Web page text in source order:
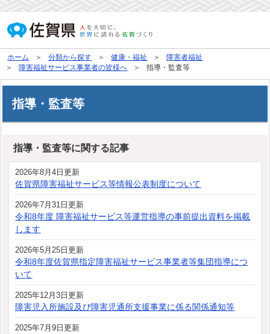
ホーム 分類から探す 健康・福祉
障害者福祉
障害福祉サービス事業者の皆様へ
指導・監査等
指導・監査等
指導・監査等に関する記事
2026年8月4日更新
佐賀県障害福祉サービス等情報公表制度について
2026年7月31日更新
令和8年度 障害福祉サービス等運営指導の事前提出資料を掲載
します
2026年5月25日更新
令和8年度佐賀県指定障害福祉サービス事業者等集団指導につ
いて
2025年12月3日更新
障害児入所施設及び障害児通所支援事業に係る関係通知等
2025年7月9日更新